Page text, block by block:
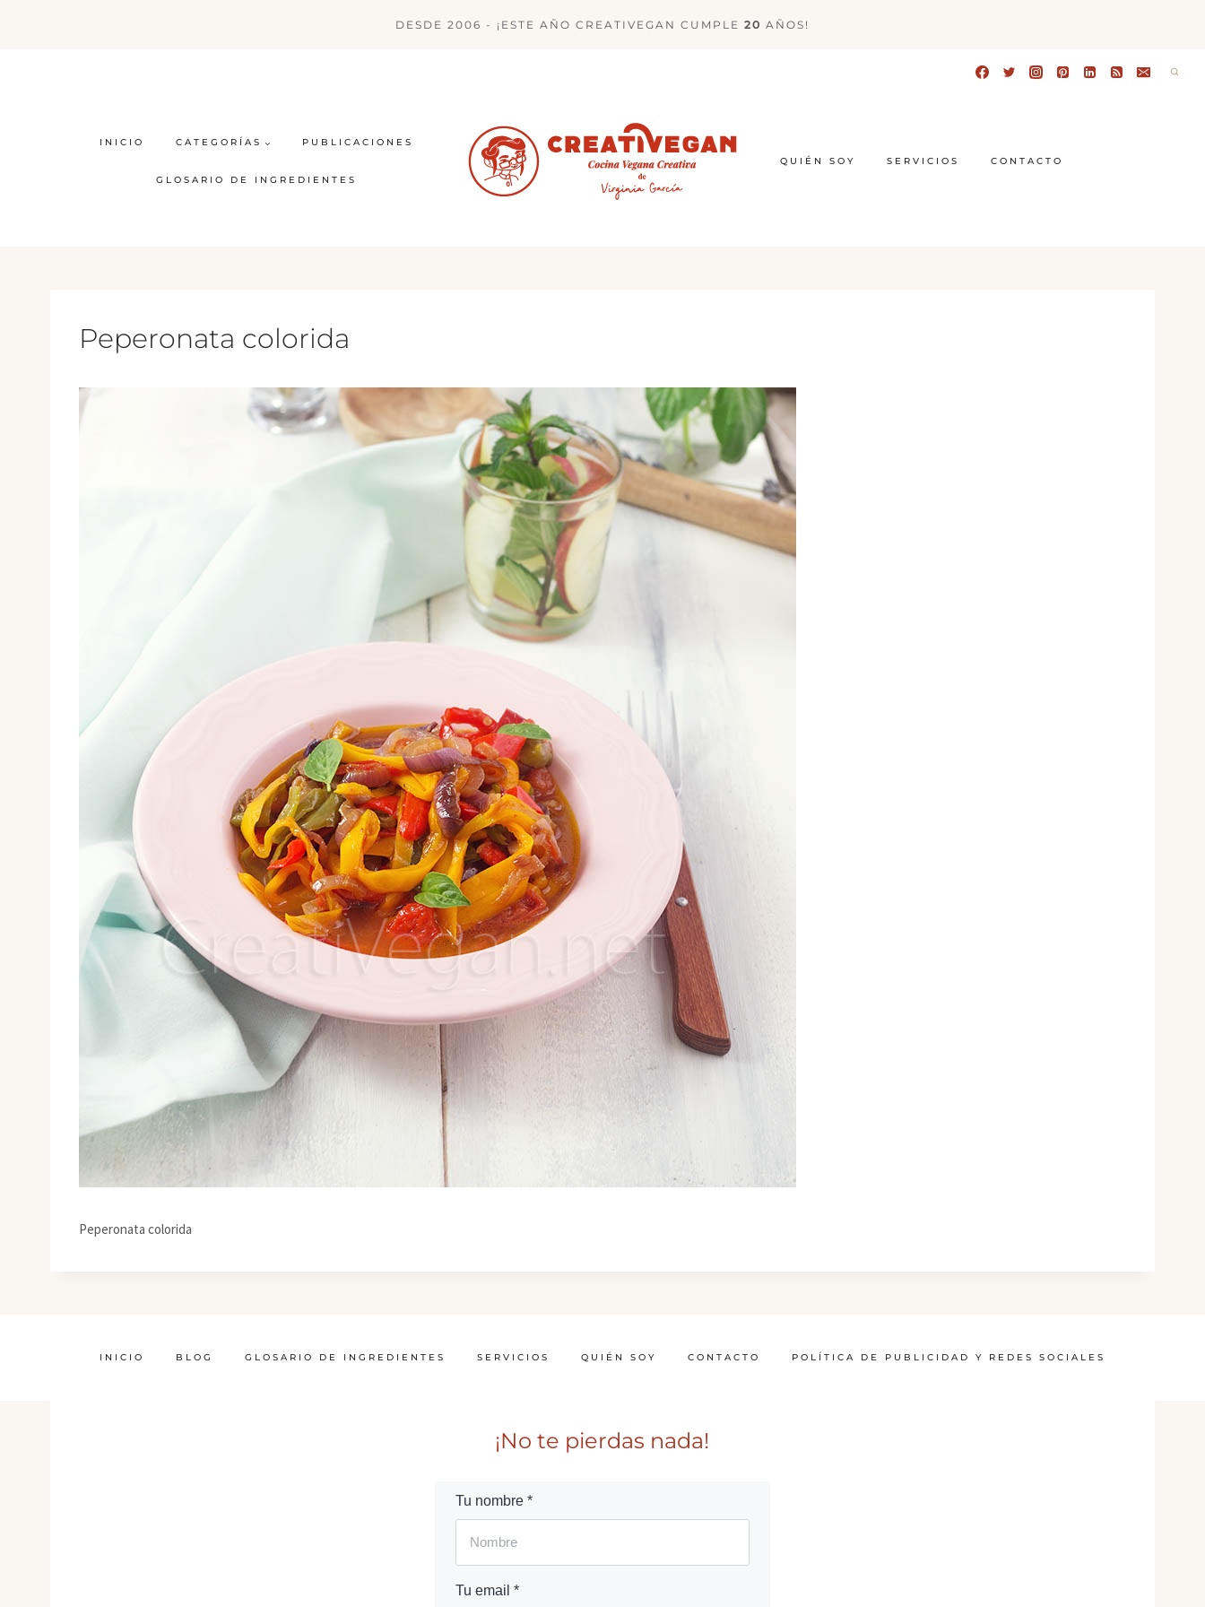
DESDE 2006 - ¡ESTE AÑO CREATIVEGAN CUMPLE 20 AÑOS!
INICIO CATEGORÍAS PUBLICACIONES
GLOSARIO DE INGREDIENTES
QUIÉN SOY SERVICIOS CONTACTO
Peperonata colorida
Peperonata colorida
INICIO BLOG GLOSARIO DE INGREDIENTES SERVICIOS QUIÉN SOY CONTACTO POLÍTICA DE PUBLICIDAD Y REDES SOCIALES
¡No te pierdas nada!
Tu nombre *
Tu email *